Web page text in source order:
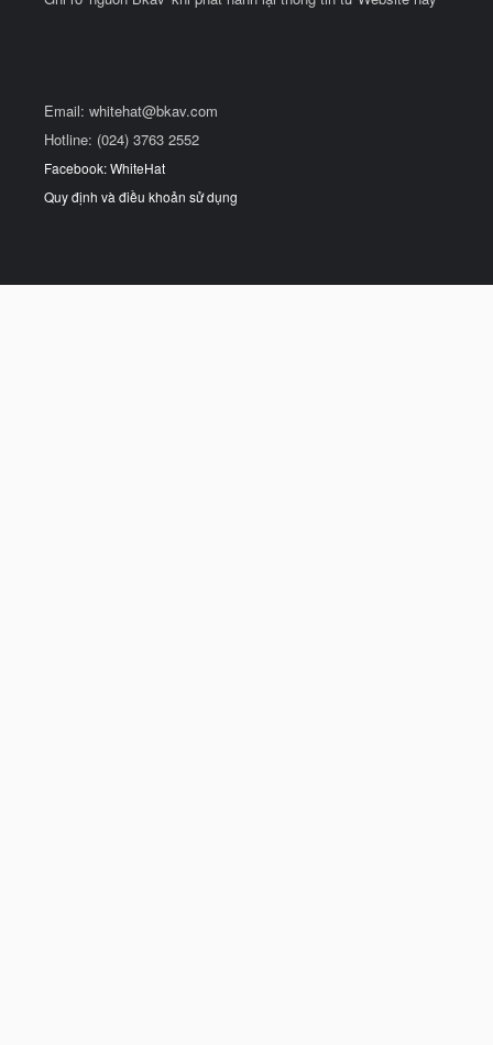
Email: whitehat@bkav.com
Hotline: (024) 3763 2552
Facebook: WhiteHat
Quy định và điều khoản sử dụng